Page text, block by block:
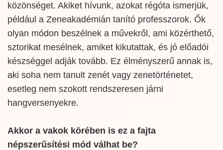
közönséget. Akiket hívunk, azokat régóta ismerjük,
például a Zeneakadémián tanító professzorok. Ők
olyan módon beszélnek a művekről, ami közérthető,
sztorikat mesélnek, amiket kikutattak, és jó előadói
készséggel adják tovább. Ez élményszerű annak is,
aki soha nem tanult zenét vagy zenetörténetet,
esetleg nem szokott rendszeresen járni
hangversenyekre.
Akkor a vakok körében is ez a fajta
népszerűsítési mód válhat be?